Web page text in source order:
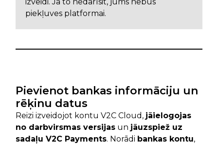
piekļuves platformai.
Pievienot bankas informāciju un
rēķinu datus
Reizi izveidojot kontu V2C Cloud, jāielogojas
no darbvirsmas versijas un jāuzspiež uz
sadaļu V2C Payments. Norādi bankas kontu,